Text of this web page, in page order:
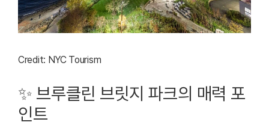
Credit: NYC Tourism
✨ 브루클린 브릿지 파크의 매력 포
인트